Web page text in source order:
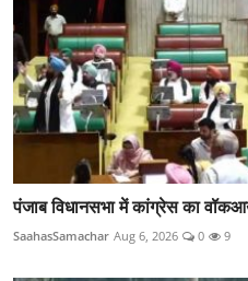
पंजाब विधानसभा में कांग्रेस का
SaahasSamachar Aug 6, 2026 0 9